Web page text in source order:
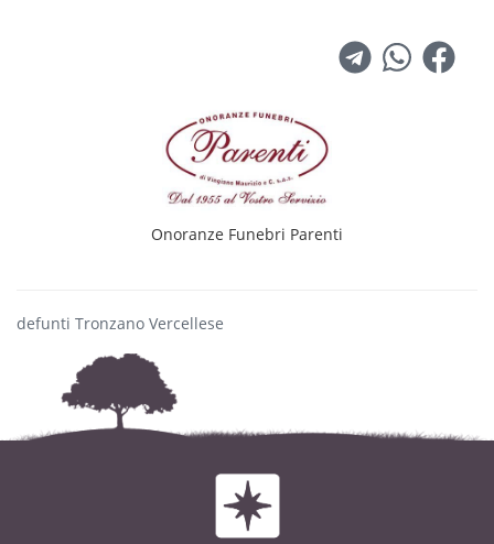
Onoranze Funebri Parenti
defunti Tronzano Vercellese